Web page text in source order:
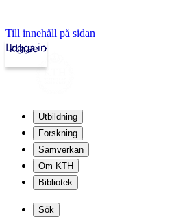
Till innehåll på sidan
kth.se
Logga in
Utbildning
Forskning
Samverkan
Om KTH
Bibliotek
Sök